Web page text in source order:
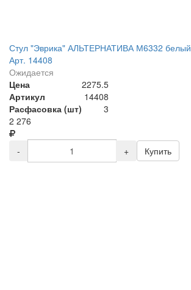
Стул "Эврика" АЛЬТЕРНАТИВА М6332 белый
Арт. 14408
Ожидается
Цена
2275.5
Артикул
14408
Расфасовка (шт)
3
2 276
- + Купить